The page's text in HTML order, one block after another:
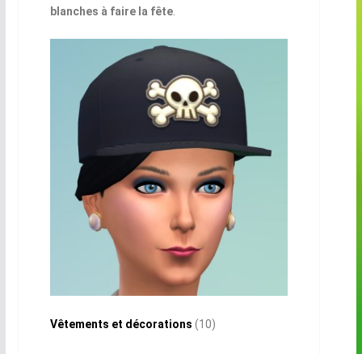
blanches à faire la fête.
Vêtements et décorations (10)